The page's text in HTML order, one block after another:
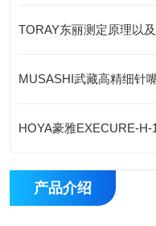
TORAY东丽测定原理以
MUSASHI武藏高精细针
产品介绍